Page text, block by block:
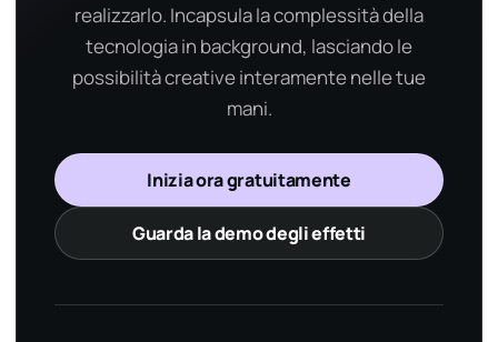
realizzarlo. Incapsula la complessità della
tecnologia in background, lasciando le
possibilità creative interamente nelle tue
mani.
Inizia ora gratuitamente
Guarda la demo degli effetti